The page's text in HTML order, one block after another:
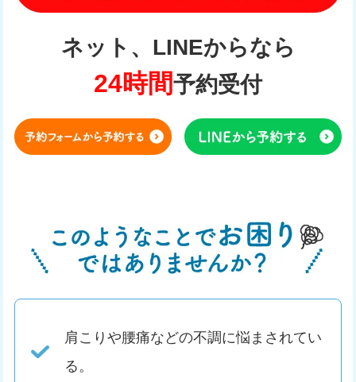
ネット、LINEからなら
24時間予約受付
肩こりや腰痛などの不調に悩まされてい
る。